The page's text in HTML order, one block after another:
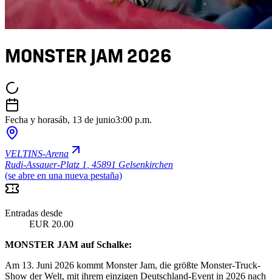
MONSTER JAM 2026
Fecha y horasáb, 13 de junio3:00 p.m.
VELTINS-Arena
Rudi-Assauer-Platz 1 45891 Gelsenkirchen
(se abre en una nueva pestaña)
Entradas desde
EUR 20.00
MONSTER JAM auf Schalke:
Am 13. Juni 2026 kommt Monster Jam, die größte Monster-Truck-
Show der Welt, mit ihrem einzigen Deutschland-Event in 2026 nach